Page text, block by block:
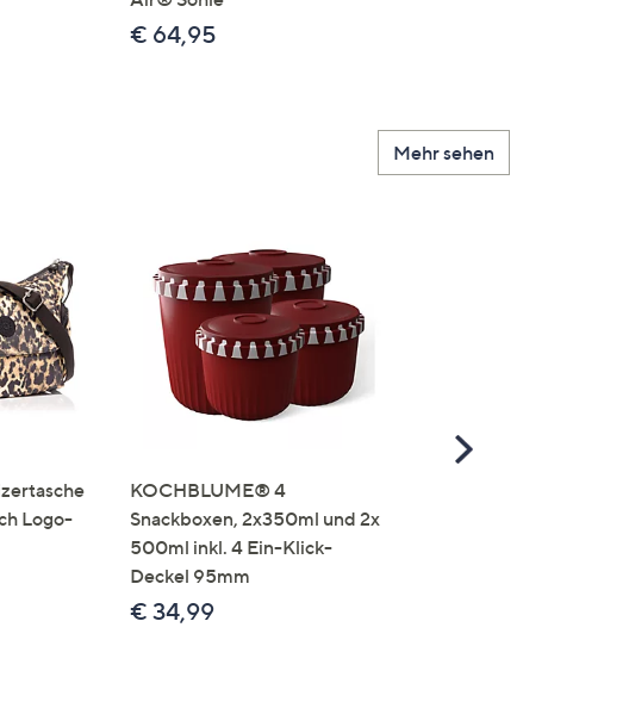
€ 64,95
Mehr sehen
Logo-
KOCHBLUME® 4
Snackboxen, 2x350ml und 2x
500ml inkl. 4 Ein-Klick-
Deckel 95mm
€ 34,99
Scroll